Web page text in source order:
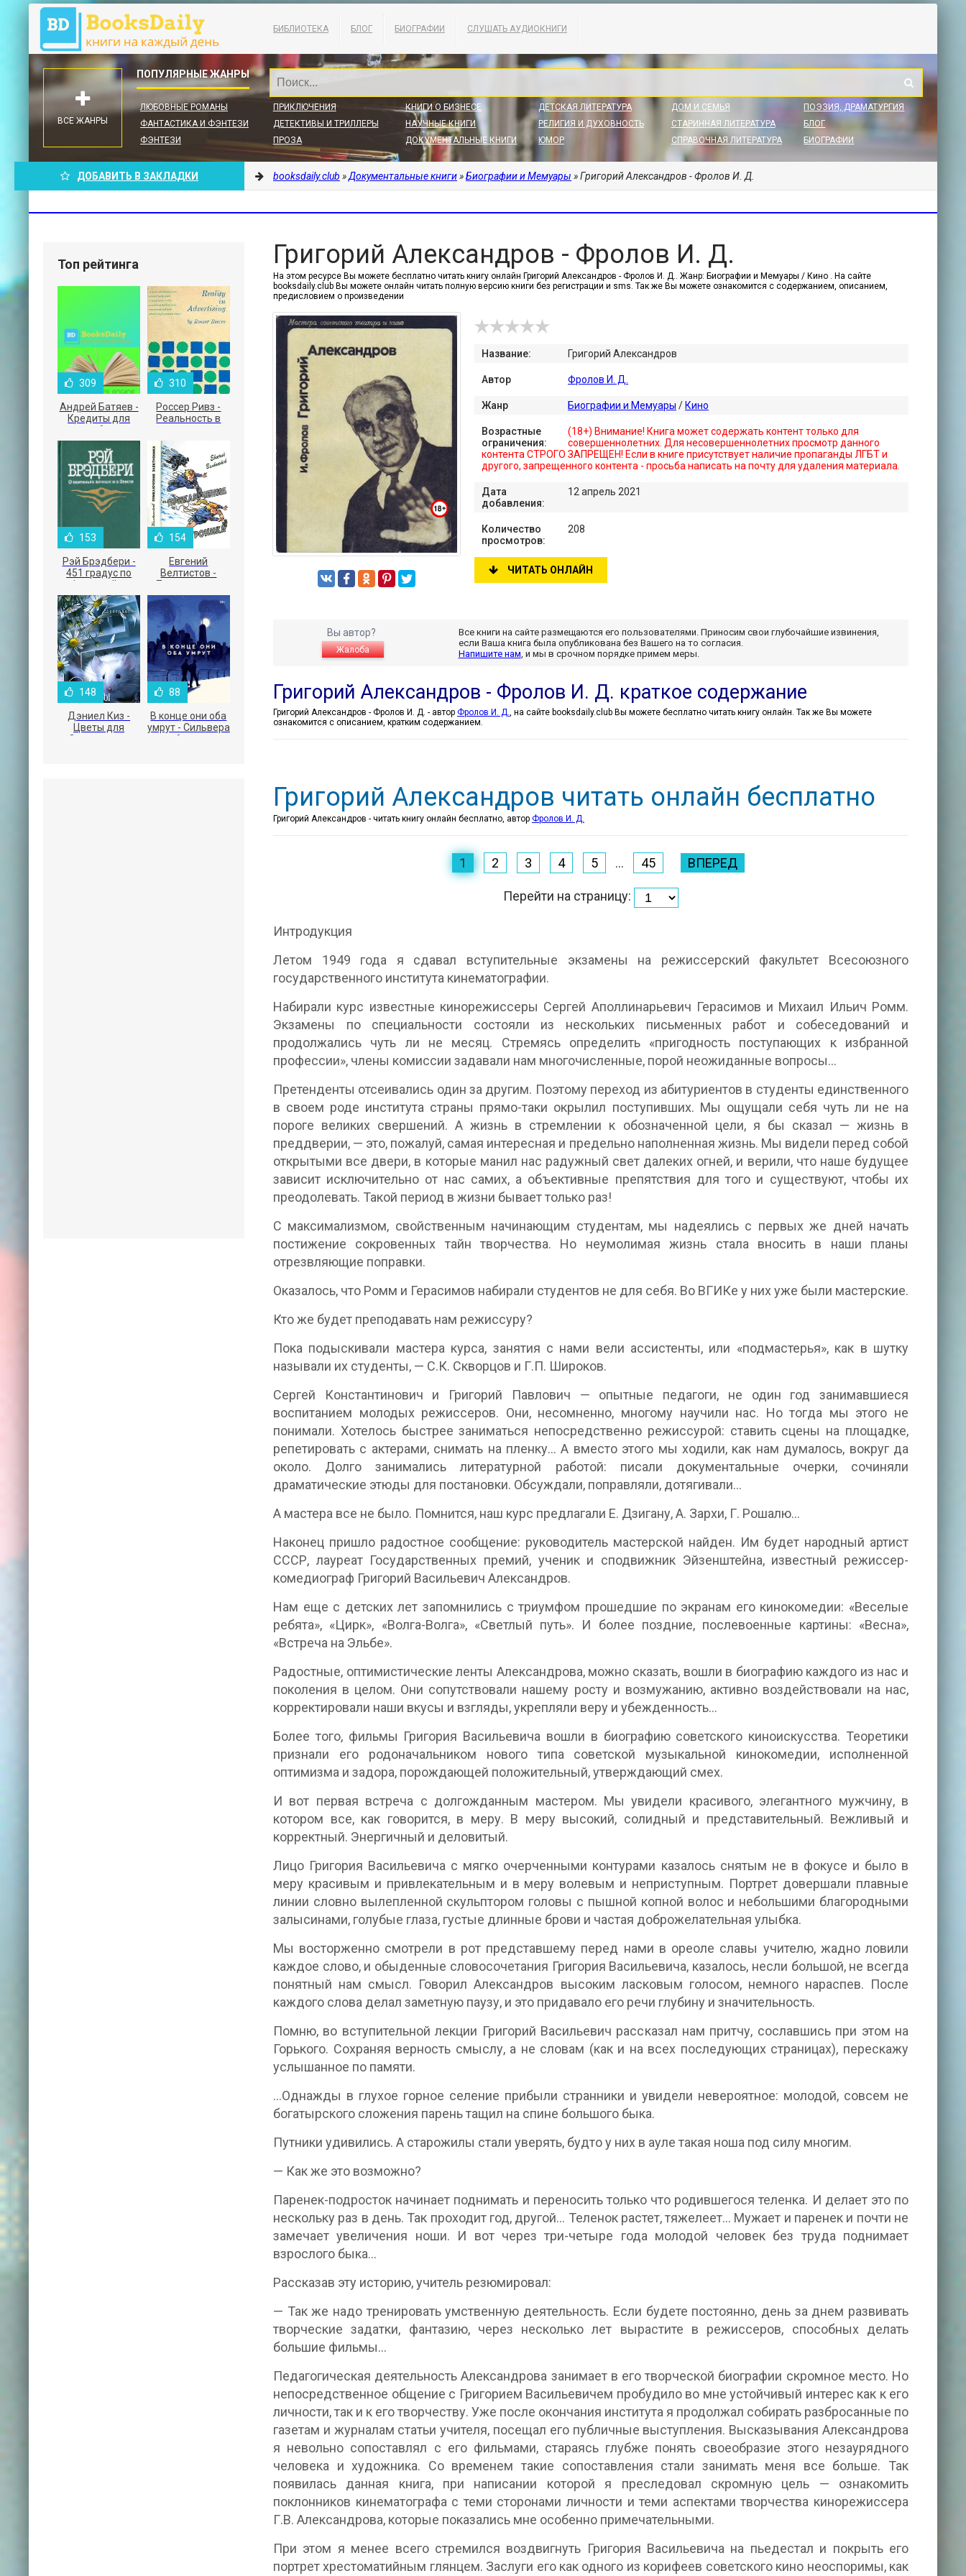
БИБЛИОТЕКА БЛОГ БИОГРАФИИ СЛУШАТЬ АУДИОКНИГИ
ЛЮБОВНЫЕ РОМАНЫ
ФАНТАСТИКА И ФЭНТЕЗИ
ФЭНТЕЗИ
ПРИКЛЮЧЕНИЯ
ДЕТЕКТИВЫ И ТРИЛЛЕРЫ
ПРОЗА
КНИГИ О БИЗНЕСЕ
НАУЧНЫЕ КНИГИ
ДОКУМЕНТАЛЬНЫЕ КНИГИ
ДЕТСКАЯ ЛИТЕРАТУРА
РЕЛИГИЯ И ДУХОВНОСТЬ
ЮМОР
ДОМ И СЕМЬЯ
СТАРИННАЯ ЛИТЕРАТУРА
СПРАВОЧНАЯ ЛИТЕРАТУРА
ПОЭЗИЯ, ДРАМАТУРГИЯ
БЛОГ
БИОГРАФИИ
ВСЕ ЖАНРЫ
ДОБАВИТЬ В ЗАКЛАДКИ booksdaily.club »Документальные книги»Биографии и Мемуары » Григорий Александров - Фролов И. Д.
Григорий Александров - Фролов И. Д.
На этом ресурсе Вы можете бесплатно читать книгу онлайн Григорий Александров - Фролов И. Д.. Жанр: Биографии и Мемуары / Кино . На сайте
booksdaily.club Вы можете онлайн читать полную версию книги без регистрации и sms. Так же Вы можете ознакомится с содержанием, описанием,
предисловием о произведении
Название: Григорий Александров
Автор Фролов И. Д.
Жанр Биографии и Мемуары / Кино
Возрастные
ограничения:
(18+) Внимание! Книга может содержать контент только для
совершеннолетних. Для несовершеннолетних просмотр данного
контента СТРОГО ЗАПРЕЩЕН! Если в книге присутствует наличие пропаганды ЛГБТ и
другого, запрещенного контента - просьба написать на почту для удаления материала.
Дата
добавления:
12 апрель 2021
Количество
просмотров:
208
ЧИТАТЬ ОНЛАЙН
Вы автор?
Жалоба
Все книги на сайте размещаются его пользователями. Приносим свои глубочайшие извинения,
если Ваша книга была опубликована без Вашего на то согласия.
Напишите нам , и мы в срочном порядке примем меры.
Григорий Александров - Фролов И. Д. краткое содержание
Григорий Александров - Фролов И. Д. - автор Фролов И. Д.
, на сайте booksdaily.club Вы можете бесплатно читать книгу онлайн. Так же Вы можете
ознакомится с описанием, кратким содержанием.
Григорий Александров читать онлайн бесплатно
Григорий Александров - читать книгу онлайн бесплатно, автор Фролов И. Д.
1 2 3 4 5 ... 45 ВПЕРЕД
Перейти на страницу:
Интродукция
Летом 1949 года я сдавал вступительные экзамены на режиссерский факультет Всесоюзного
государственного института кинематографии.
Набирали курс известные кинорежиссеры Сергей Аполлинарьевич Герасимов и Михаил Ильич Ромм.
Экзамены по специальности состояли из нескольких письменных работ и собеседований и
продолжались чуть ли не месяц. Стремясь определить «пригодность поступающих к избранной
профессии», члены комиссии задавали нам многочисленные, порой неожиданные вопросы...
Претенденты отсеивались один за другим. Поэтому переход из абитуриентов в студенты единственного
в своем роде института страны прямо-таки окрылил поступивших. Мы ощущали себя чуть ли не на
пороге великих свершений. А жизнь в стремлении к обозначенной цели, я бы сказал — жизнь в
преддверии, — это, пожалуй, самая интересная и предельно наполненная жизнь. Мы видели перед собой
открытыми все двери, в которые манил нас радужный свет далеких огней, и верили, что наше будущее
зависит исключительно от нас самих, а объективные препятствия для того и существуют, чтобы их
преодолевать. Такой период в жизни бывает только раз!
С максимализмом, свойственным начинающим студентам, мы надеялись с первых же дней начать
постижение сокровенных тайн творчества. Но неумолимая жизнь стала вносить в наши планы
отрезвляющие поправки.
Оказалось, что Ромм и Герасимов набирали студентов не для себя. Во ВГИКе у них уже были мастерские.
Кто же будет преподавать нам режиссуру?
Пока подыскивали мастера курса, занятия с нами вели ассистенты, или «подмастерья», как в шутку
называли их студенты, — С.К. Скворцов и Г.П. Широков.
Сергей Константинович и Григорий Павлович — опытные педагоги, не один год занимавшиеся
воспитанием молодых режиссеров. Они, несомненно, многому научили нас. Но тогда мы этого не
понимали. Хотелось быстрее заниматься непосредственно режиссурой: ставить сцены на площадке,
репетировать с актерами, снимать на пленку... А вместо этого мы ходили, как нам думалось, вокруг да
около. Долго занимались литературной работой: писали документальные очерки, сочиняли
драматические этюды для постановки. Обсуждали, поправляли, дотягивали...
А мастера все не было. Помнится, наш курс предлагали Е. Дзигану, А. Зархи, Г. Рошалю...
Наконец пришло радостное сообщение: руководитель мастерской найден. Им будет народный артист
СССР, лауреат Государственных премий, ученик и сподвижник Эйзенштейна, известный режиссер-
комедиограф Григорий Васильевич Александров.
Нам еще с детских лет запомнились с триумфом прошедшие по экранам его кинокомедии: «Веселые
ребята», «Цирк», «Волга-Волга», «Светлый путь». И более поздние, послевоенные картины: «Весна»,
«Встреча на Эльбе».
Радостные, оптимистические ленты Александрова, можно сказать, вошли в биографию каждого из нас и
поколения в целом. Они сопутствовали нашему росту и возмужанию, активно воздействовали на нас,
корректировали наши вкусы и взгляды, укрепляли веру и убежденность...
Более того, фильмы Григория Васильевича вошли в биографию советского киноискусства. Теоретики
признали его родоначальником нового типа советской музыкальной кинокомедии, исполненной
оптимизма и задора, порождающей положительный, утверждающий смех.
И вот первая встреча с долгожданным мастером. Мы увидели красивого, элегантного мужчину, в
котором все, как говорится, в меру. В меру высокий, солидный и представительный. Вежливый и
корректный. Энергичный и деловитый.
Лицо Григория Васильевича с мягко очерченными контурами казалось снятым не в фокусе и было в
меру красивым и привлекательным и в меру волевым и неприступным. Портрет довершали плавные
линии словно вылепленной скульптором головы с пышной копной волос и небольшими благородными
залысинами, голубые глаза, густые длинные брови и частая доброжелательная улыбка.
Мы восторженно смотрели в рот представшему перед нами в ореоле славы учителю, жадно ловили
каждое слово, и обыденные словосочетания Григория Васильевича, казалось, несли большой, не всегда
понятный нам смысл. Говорил Александров высоким ласковым голосом, немного нараспев. После
каждого слова делал заметную паузу, и это придавало его речи глубину и значительность.
Помню, во вступительной лекции Григорий Васильевич рассказал нам притчу, сославшись при этом на
Горького. Сохраняя верность смыслу, а не словам (как и на всех последующих страницах), перескажу
услышанное по памяти.
...Однажды в глухое горное селение прибыли странники и увидели невероятное: молодой, совсем не
богатырского сложения парень тащил на спине большого быка.
Путники удивились. А старожилы стали уверять, будто у них в ауле такая ноша под силу многим.
— Как же это возможно?
Паренек-подросток начинает поднимать и переносить только что родившегося теленка. И делает это по
нескольку раз в день. Так проходит год, другой... Теленок растет, тяжелеет... Мужает и паренек и почти не
замечает увеличения ноши. И вот через три-четыре года молодой человек без труда поднимает
взрослого быка...
Рассказав эту историю, учитель резюмировал:
— Так же надо тренировать умственную деятельность. Если будете постоянно, день за днем развивать
творческие задатки, фантазию, через несколько лет вырастите в режиссеров, способных делать
большие фильмы...
Педагогическая деятельность Александрова занимает в его творческой биографии скромное место. Но
непосредственное общение с Григорием Васильевичем пробудило во мне устойчивый интерес как к его
личности, так и к его творчеству. Уже после окончания института я продолжал собирать разбросанные по
газетам и журналам статьи учителя, посещал его публичные выступления. Высказывания Александрова
я невольно сопоставлял с его фильмами, стараясь глубже понять своеобразие этого незаурядного
человека и художника. Со временем такие сопоставления стали занимать меня все больше. Так
появилась данная книга, при написании которой я преследовал скромную цель — ознакомить
поклонников кинематографа с теми сторонами личности и теми аспектами творчества кинорежиссера
Г.В. Александрова, которые показались мне особенно примечательными.
При этом я менее всего стремился воздвигнуть Григория Васильевича на пьедестал и покрыть его
портрет хрестоматийным глянцем. Заслуги его как одного из корифеев советского кино неоспоримы, как
Топ рейтинга
309
Андрей Батяев -
Кредиты для
малого бизнеса
310
Россер Ривз -
Реальность в
153
Рэй Брэдбери -
451 градус по
Фаренгейту
154
Евгений
Велтистов -
Приключения
Электроника
148
Дэниел Киз -
Цветы для
Элджернона
88
В конце они оба
умрут - Сильвера
Адам